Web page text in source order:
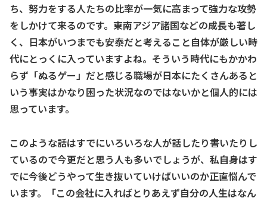
ち、努力をする人たちの比率が一気に高まって強力な攻勢
をしかけて来るのです。東南アジア諸国などの成長も著し
く、日本がいつまでも安泰だと考えること自体が厳しい時
代にとっくに入っていますよね。そういう時代にもかかわ
らず「ぬるゲー」だと感じる職場が日本にたくさんあると
いう事実はかなり困った状況なのではないかと個人的には
思っています。
このような話はすでにいろいろな人が話したり書いたりし
ているので今更だと思う人も多いでしょうが、私自身はす
でに今後どうやって生き抜いていけばいいのか正直悩んで
います。「この会社に入ればとりあえず自分の人生はなん